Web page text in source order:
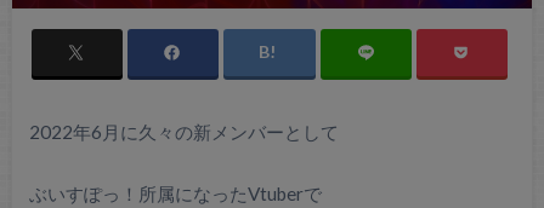
2022年6月に久々の新メンバーとして
ぶいすぽっ！所属になったVtuberで